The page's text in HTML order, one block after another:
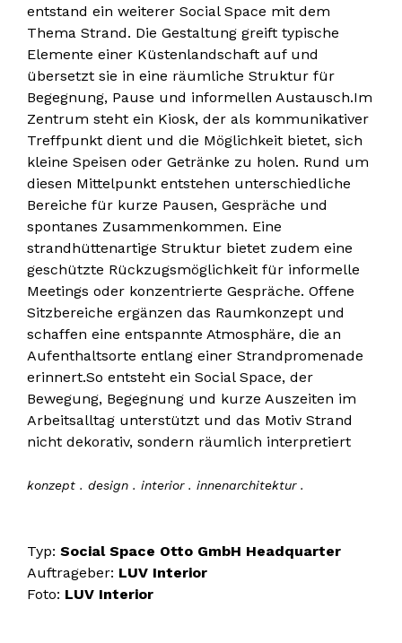
entstand ein weiterer Social Space mit dem
Thema Strand. Die Gestaltung greift typische
Elemente einer Küstenlandschaft auf und
übersetzt sie in eine räumliche Struktur für
Begegnung, Pause und informellen Austausch.Im
Zentrum steht ein Kiosk, der als kommunikativer
Treffpunkt dient und die Möglichkeit bietet, sich
kleine Speisen oder Getränke zu holen. Rund um
diesen Mittelpunkt entstehen unterschiedliche
Bereiche für kurze Pausen, Gespräche und
spontanes Zusammenkommen. Eine
strandhüttenartige Struktur bietet zudem eine
geschützte Rückzugsmöglichkeit für informelle
Meetings oder konzentrierte Gespräche. Offene
Sitzbereiche ergänzen das Raumkonzept und
schaffen eine entspannte Atmosphäre, die an
Aufenthaltsorte entlang einer Strandpromenade
erinnert.So entsteht ein Social Space, der
Bewegung, Begegnung und kurze Auszeiten im
Arbeitsalltag unterstützt und das Motiv Strand
nicht dekorativ, sondern räumlich interpretiert
konzept . design . interior . innenarchitektur .
Typ: Social Space Otto GmbH Headquarter
Auftrageber: LUV Interior
Foto: LUV Interior